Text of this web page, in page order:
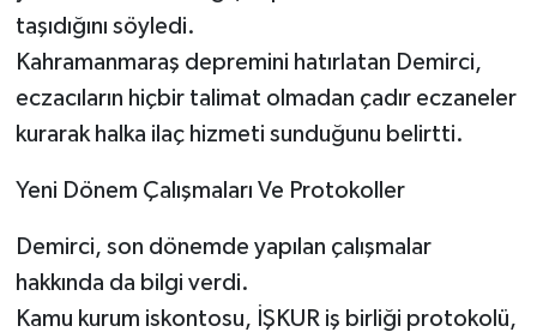
taşıdığını söyledi.
Kahramanmaraş depremini hatırlatan Demirci,
eczacıların hiçbir talimat olmadan çadır eczaneler
kurarak halka ilaç hizmeti sunduğunu belirtti.
Yeni Dönem Çalışmaları Ve Protokoller
Demirci, son dönemde yapılan çalışmalar
hakkında da bilgi verdi.
Kamu kurum iskontosu, İŞKUR iş birliği protokolü,